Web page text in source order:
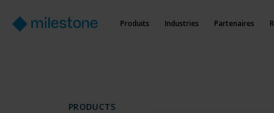
Produits Industries Partenaires
PRODUCTS